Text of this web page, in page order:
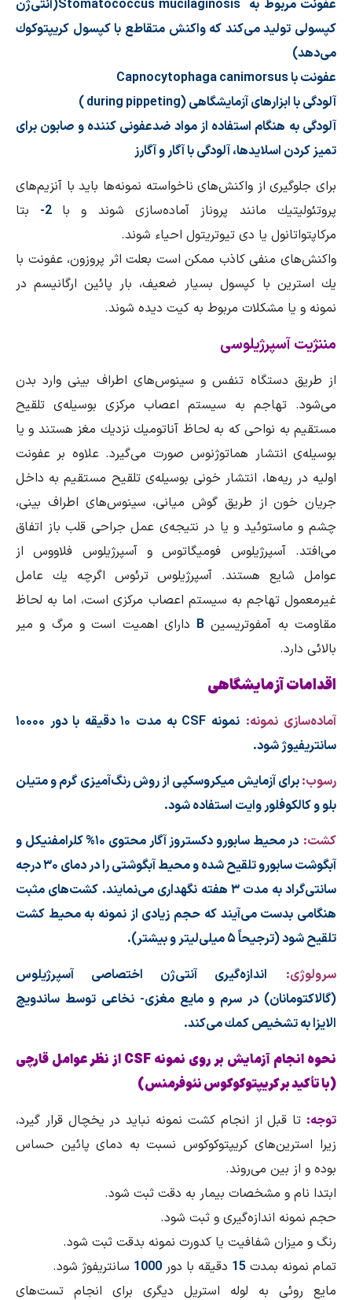
عفونت مربوط به Stomatococcus mucilaginosis(آنتی‌ژن
كپسولی تولید می‌كند كه واكنش متقاطع با كپسول كریپتوكوك
می‌دهد)
عفونت با Capnocytophaga canimorsus
آلودگی با ابزارهای آزمایشگاهی (during pippeting )
آلودگی به هنگام استفاده از مواد ضدعفونی كننده و صابون برای
تمیز كردن اسلایدها، آلودگی با آگار و آگارز
برای جلوگیری از واكنش‌های ناخواسته نمونه‌ها باید با آنزیم‌های
پروتئولیتیك مانند پروناز آماده‌سازی شوند و با
بتا
مركاپتواتانول یا دی تیوتریتول احیاء شوند.
واكنش‌های منفی كاذب ممكن است بعلت اثر پروزون، عفونت با
یك استرین با كپسول بسیار ضعیف، بار پائین ارگانیسم در
نمونه و یا مشكلات مربوط به كیت دیده شوند.
مننژیت آسپرژیلوسی
از طریق دستگاه تنفس و سینوس‌های اطراف بینی وارد بدن
می‌شود. تهاجم به سیستم اعصاب مركزی بوسیله‌ی تلقیح
مستقیم به نواحی كه به لحاظ آناتومیك نزدیك مغز هستند و یا
بوسیله‌ی انتشار هماتوژنوس صورت می‌گیرد. علاوه بر عفونت
اولیه در ریه‌ها، انتشار خونی بوسیله‌ی تلقیح مستقیم به داخل
جریان خون از طریق گوش میانی، سینوس‌های اطراف بینی،
چشم و ماستوئید و یا در نتیجه‌ی عمل جراحی قلب باز اتفاق
می‌افتد. آسپرژیلوس فومیگاتوس و آسپرژیلوس فلاووس از
عوامل شایع هستند. آسپرژیلوس ترئوس اگرچه یك عامل
غیرمعمول تهاجم به سیستم اعصاب مركزی است، اما به لحاظ
مقاومت به آمفوتریسین B دارای اهمیت است و مرگ‌ و‌ میر
بالائی دارد.
اقدامات آزمایشگاهی
آماده‌سازی نمونه:
نمونه CSF به مدت ۱۰ دقیقه با دور ۱۰۰۰۰
سانتریفیوژ شود.
رسوب:برای آزمایش میكروسكپی از روش رنگ‌آمیزی گرم و متیلن
بلو و كالكوفلور وایت استفاده شود.
كشت:
در محیط سابورو دكستروز آگار محتوی ۱۰% كلرامفنیكل و
آبگوشت سابورو تلقیح شده و محیط آبگوشتی را در دمای ۳۰ درجه
سانتی‌گراد به مدت ۳ هفته نگهداری می‌نمایند. كشت‌های مثبت
هنگامی بدست می‌آیند كه حجم زیادی از نمونه به محیط كشت
تلقیح شود (ترجیحاً ۵ میلی‌لیتر و بیشتر).
سرولوژی:
اندازه‌گیری آنتی‌ژن اختصاصی آسپرژیلوس
(گالاكتومانان) در سرم و مایع مغزی- نخاعی توسط ساندویچ
الایزا به تشخیص كمك می‌كند.
نحوه انجام آزمایش بر روی نمونه CSF از نظر عوامل قارچی
(با تأكید بر كریپتوكوكوس نئوفرمنس)
توجه: تا قبل از انجام كشت نمونه نباید در یخچال قرار گیرد،
زیرا استرین‌های كریپتوكوكوس نسبت به دمای پائین حساس
بوده و از بین می‌روند.
ابتدا نام و مشخصات بیمار به دقت ثبت شود.
حجم نمونه اندازه‌گیری و ثبت شود.
رنگ و میزان شفافیت یا كدورت نمونه بدقت ثبت شود.
تمام نمونه بمدت 15 دقیقه با دور 1000 سانتریفوژ شود.
مایع روئی به لوله استریل دیگری برای انجام تست‌های